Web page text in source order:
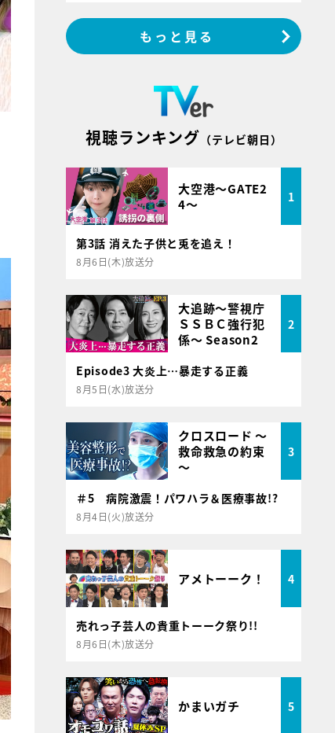
もっと見る
視聴ランキング （テレビ朝日）
大空港～GATE2
4～
1
第3話 消えた子供と兎を追え！
8月6日(木)放送分
大追跡～警視庁
ＳＳＢＣ強行犯
係～ Season2
2
Episode3 大炎上…暴走する正義
8月5日(水)放送分
クロスロード ～
救命救急の約束
～
3
＃5 病院激震！パワハラ＆医療事故!?
8月4日(火)放送分
アメトーーク！ 4
売れっ子芸人の貴重トーーク祭り!!
8月6日(木)放送分
かまいガチ 5